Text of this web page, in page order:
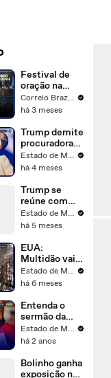
Festival de
oração na
Casa Branca
reúne
fieis em busca
do resgate das
raízes cristãs
nos EUA
Correio Braziliense
há 3 meses
Trump demite
procuradora-
geral Pam
Bondi
Estado de Minas
há 4 meses
Trump se
reúne com
pastores na
Casa Branca
Estado de Minas
há 5 meses
EUA:
Multidão vai
às ruas contra
operações
imigração do
governo
Trump
Estado de Minas
há 6 meses
Entenda o
sermão da
bispa que
confrontou
Estado de Minas
há 2 anos
Bolinho ganha
exposição no